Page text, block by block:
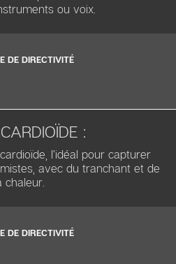
ou voix.
DE DIRECTIVITÉ
:
l'idéal pour capturer
avec du tranchant et de
chaleur.
DE DIRECTIVITÉ